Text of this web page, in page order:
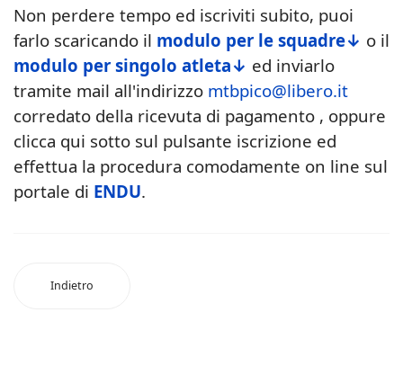
Non perdere tempo ed iscriviti subito, puoi
farlo scaricando il modulo per le squadre↓ o il
modulo per singolo atleta↓ ed inviarlo
tramite mail all'indirizzo mtbpico@libero.it
corredato della ricevuta di pagamento , oppure
clicca qui sotto sul pulsante iscrizione ed
effettua la procedura comodamente on line sul
portale di ENDU.
Indietro